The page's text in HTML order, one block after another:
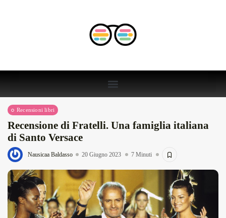
Recensioni libri
Recensione di Fratelli. Una famiglia italiana
di Santo Versace
Nausicaa Baldasso 20 Giugno 2023 7 Minuti